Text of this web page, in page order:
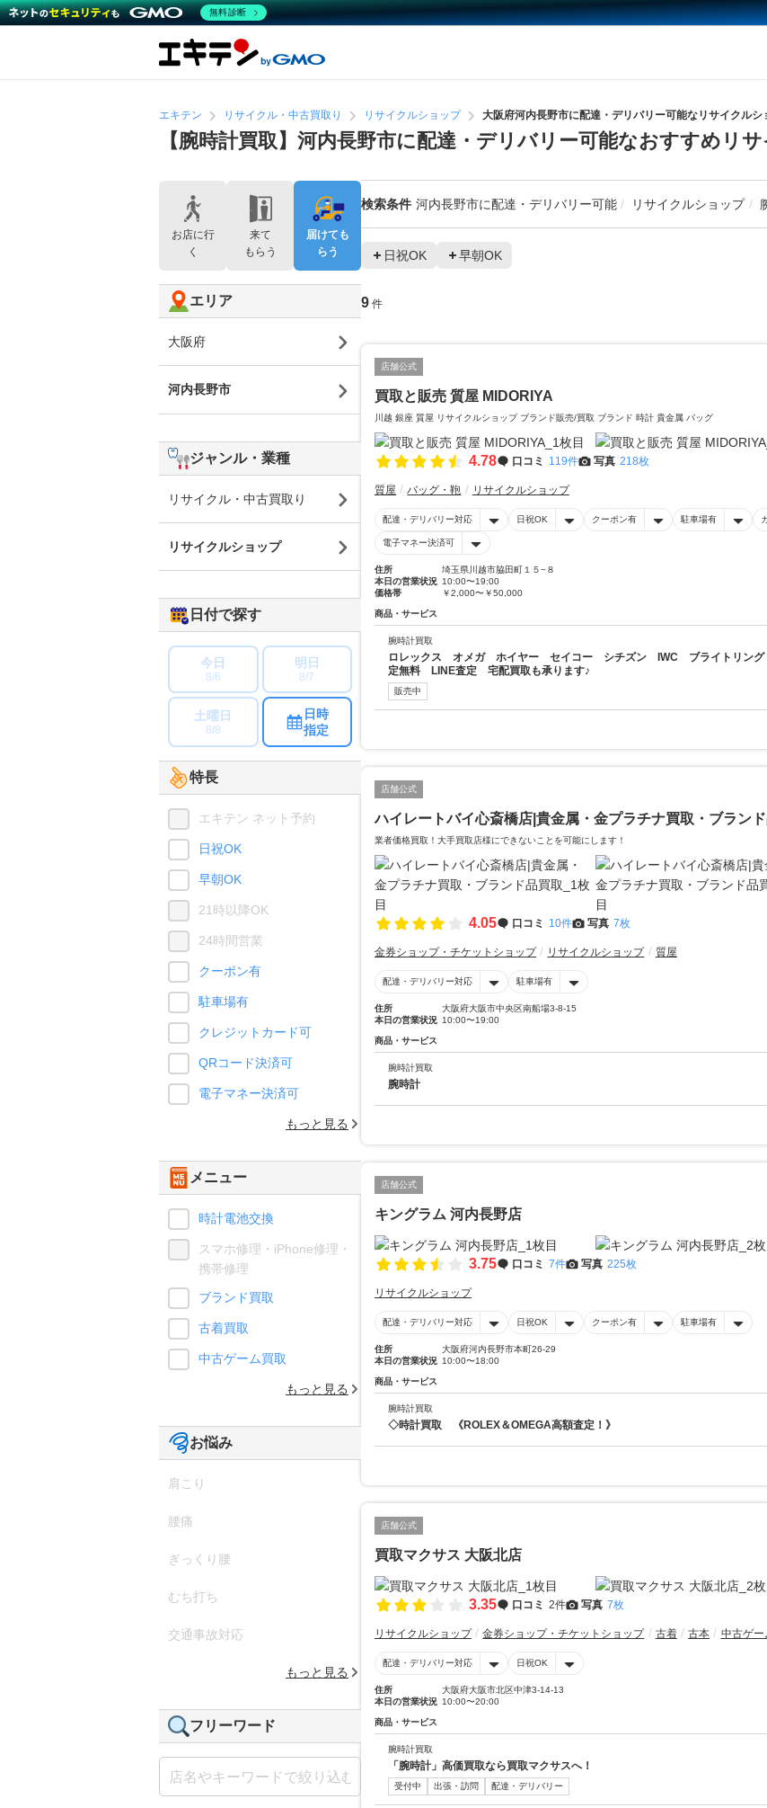
エキテン リサイクル・中古買取り リサイクルショップ 大阪府河内長野市に配達・デリバリー可能なリサイクルシ
【腕時計買取】河内長野市に配達・デリバリー可能なおすすめリ
検索条件 河内長野市に配達・デリバリー可能 リサイクルショップ
日祝OK 早朝OK
9 件
店舗公式
買取と販売 質屋 MIDORIYA
川越 銀座 質屋 リサイクルショップ ブランド販売/買取 ブランド 時計 貴金属 バッグ
4.78 口コミ 119件 写真 218枚
質屋 バッグ・鞄 リサイクルショップ
配達・デリバリー対応 日祝OK クーポン有 駐車場有
電子マネー決済可
住所
埼玉県川越市脇田町１５−８
本日の営業状況 10:00〜19:00
価格帯
￥2,000〜￥50,000
商品・サービス
腕時計買取
ロレックス オメガ ホイヤー セイコー シチズン IWC ブライトリング
定無料 LINE査定 宅配買取も承ります♪
販売中
店舗公式
ハイレートバイ心斎橋店|貴金属・金プラチナ買取・ブラン
業者価格買取！大手買取店様にできないことを可能にします！
4.05 口コミ 10件 写真 7枚
金券ショップ・チケットショップ リサイクルショップ 質屋
配達・デリバリー対応 駐車場有
住所
大阪府大阪市中央区南船場3-8-15
本日の営業状況 10:00〜19:00
商品・サービス
腕時計買取
腕時計
店舗公式
キングラム 河内長野店
3.75 口コミ 7件 写真 225枚
リサイクルショップ
配達・デリバリー対応 日祝OK クーポン有 駐車場有
住所
大阪府河内長野市本町26-29
本日の営業状況 10:00〜18:00
商品・サービス
腕時計買取
◇時計買取 《ROLEX＆OMEGA高額査定！》
店舗公式
買取マクサス 大阪北店
3.35 口コミ 2件 写真 7枚
リサイクルショップ 金券ショップ・チケットショップ 古着 古本 中古ゲ
配達・デリバリー対応 日祝OK
住所
大阪府大阪市北区中津3-14-13
本日の営業状況 10:00〜20:00
商品・サービス
腕時計買取
「腕時計」高価買取なら買取マクサスへ！
受付中 出張・訪問 配達・デリバリー
お店に行
く
来て
もらう
届けても
らう
エリア
大阪府
河内長野市
ジャンル・業種
リサイクル・中古買取り
リサイクルショップ
日付で探す
今日
8/6
明日
8/7
土曜日
8/8
日時
指定
特長
エキテン ネット予約
日祝OK
早朝OK
21時以降OK
24時間営業
クーポン有
駐車場有
クレジットカード可
QRコード決済可
電子マネー決済可
もっと見る
メニュー
時計電池交換
スマホ修理・iPhone修理・
携帯修理
ブランド買取
古着買取
中古ゲーム買取
もっと見る
お悩み
肩こり
腰痛
ぎっくり腰
むち打ち
交通事故対応
もっと見る
フリーワード
無料診断